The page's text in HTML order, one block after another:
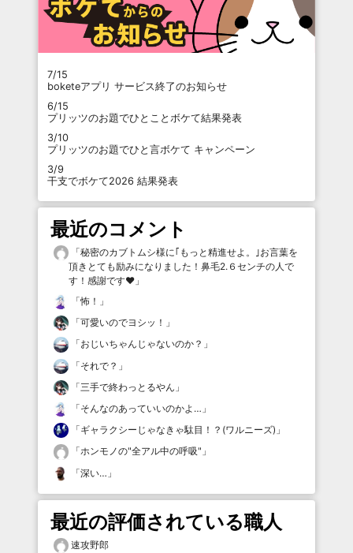
7/15
boketeアプリ サービス終了のお知らせ
6/15
プリッツのお題でひとことボケて結果発表
3/10
プリッツのお題でひと言ボケて キャンペーン
3/9
干支でボケて2026 結果発表
最近のコメント
「秘密のカブトムシ様に｢もっと精進せよ。｣お言葉を
頂きとても励みになりました！鼻毛2.６センチの人で
す！感謝です♥️ 」
「怖！ 」
「可愛いのでヨシッ！ 」
「おじいちゃんじゃないのか？ 」
「それで？ 」
「三手で終わっとるやん 」
「そんなのあっていいのかよ… 」
「ギャラクシーじゃなきゃ駄目！？(ワルニーズ) 」
「ホンモノの"全アル中の呼吸" 」
「深い… 」
最近の評価されている職人
速攻野郎